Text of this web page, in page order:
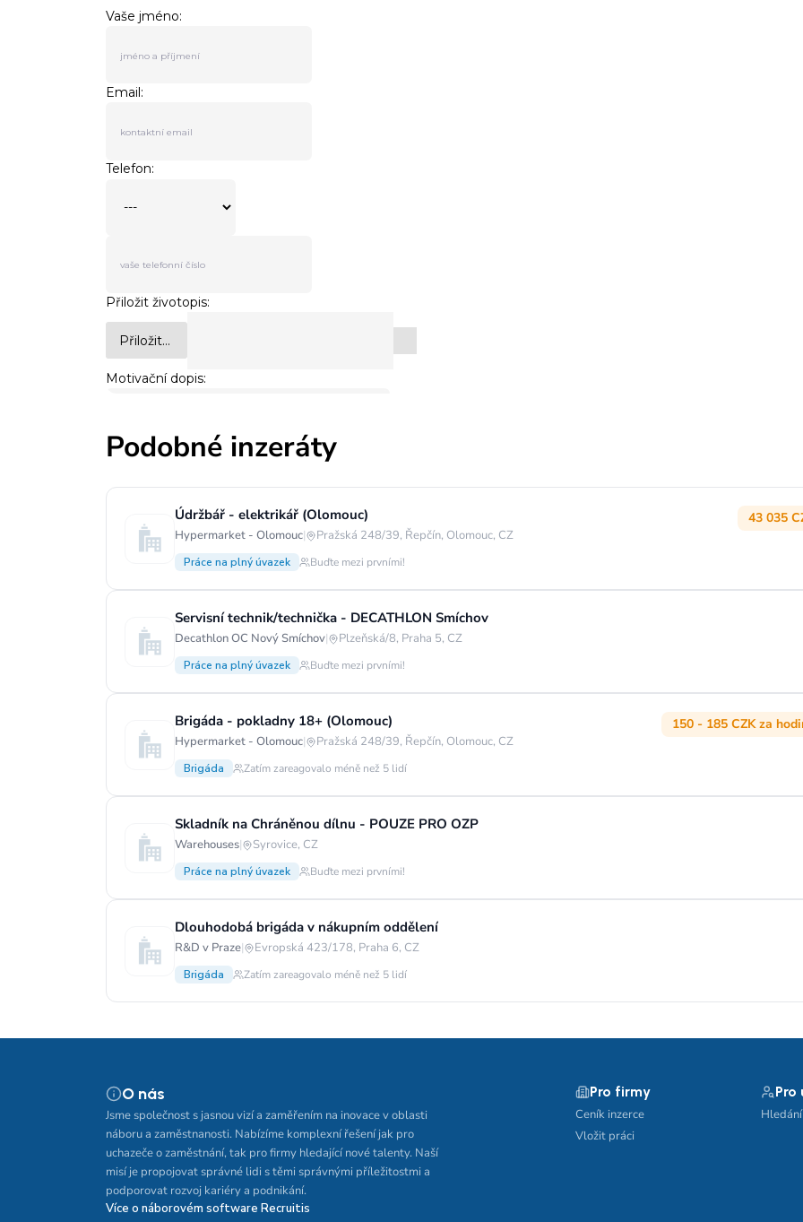
Podobné inzeráty
Údržbář - elektrikář (Olomouc)
Hypermarket - Olomouc| Pražská 248/39, Řepčín, Olomouc, CZ
43 035
Práce na plný úvazek Buďte mezi prvními!
Servisní technik/technička - DECATHLON Smíchov
Decathlon OC Nový Smíchov| Plzeňská/8, Praha 5, CZ
Práce na plný úvazek Buďte mezi prvními!
Brigáda - pokladny 18+ (Olomouc)
Hypermarket - Olomouc| Pražská 248/39, Řepčín, Olomouc, CZ
150 - 185 CZK za
Brigáda Zatím zareagovalo méně než 5 lidí
Skladník na Chráněnou dílnu - POUZE PRO OZP
Warehouses| Syrovice, CZ
Práce na plný úvazek Buďte mezi prvními!
Dlouhodobá brigáda v nákupním oddělení
R&D v Praze| Evropská 423/178, Praha 6, CZ
Brigáda Zatím zareagovalo méně než 5 lidí
O nás
Jsme společnost s jasnou vizí a zaměřením na inovace v oblasti
náboru a zaměstnanosti. Nabízíme komplexní řešení jak pro
uchazeče o zaměstnání, tak pro firmy hledající nové talenty. Naší
misí je propojovat správné lidi s těmi správnými příležitostmi a
podporovat rozvoj kariéry a podnikání.
Více o náborovém software Recruitis
Pro firmy
Ceník inzerce
Vložit práci
Pro